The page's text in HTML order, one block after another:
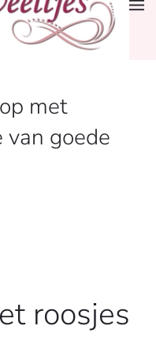
met
goede
roosjes